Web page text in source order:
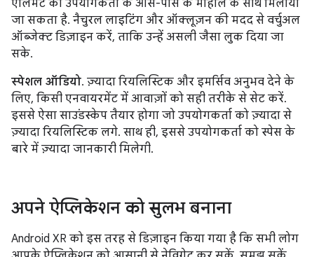
एलिमेंट को उपयोगकर्ता के आस-पास के माहौल के साथ मिलाया
जा सकता है. नैचुरल लाइटिंग और ऑक्लूज़न की मदद से वर्चुअल
ऑब्जेक्ट डिज़ाइन करें, ताकि उन्हें असली जैसा लुक दिया जा
सके.
स्पेशल ऑडियो. ज़्यादा रियलिस्टिक और इमर्सिव अनुभव देने के
लिए, किसी एनवायरमेंट में आवाज़ों को सही तरीके से सेट करें.
इससे ऐसा साउंडस्केप तैयार होगा जो उपयोगकर्ता को ज़्यादा से
ज़्यादा रियलिस्टिक लगे. साथ ही, इससे उपयोगकर्ता को स्पेस के
बारे में ज़्यादा जानकारी मिलेगी.
अपने ऐप्लिकेशन को सुलभ बनाना
Android XR को इस तरह से डिज़ाइन किया गया है कि सभी लोग